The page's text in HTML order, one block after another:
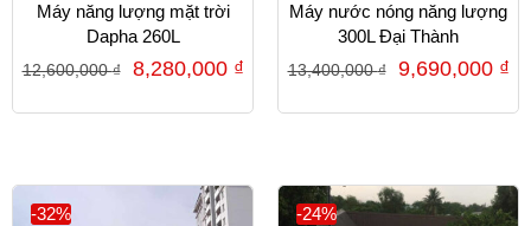
Máy năng lượng mặt trời
Dapha 260L
12,600,000₫ 8,280,000 ₫
Máy nước nóng năng lượng
300L Đại Thành
13,400,000₫ 9,690,000 ₫
-32% -24%